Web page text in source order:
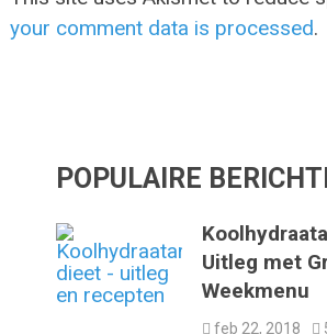
your comment data is processed.
POPULAIRE
Uitleg met
Weekmenu
feb 22, 2018